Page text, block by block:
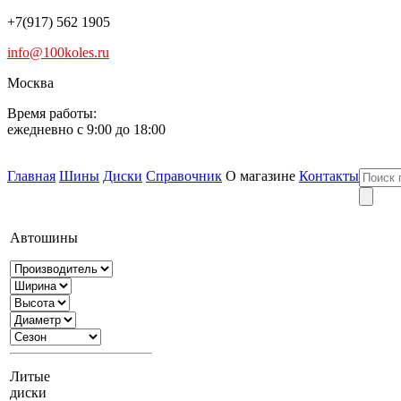
+7(917) 562 1905
info@100koles.ru
Москва
Время работы:
ежедневно с 9:00 до 18:00
Главная Шины Диски Справочник О магазине Контакты
Автошины
Литые
диски